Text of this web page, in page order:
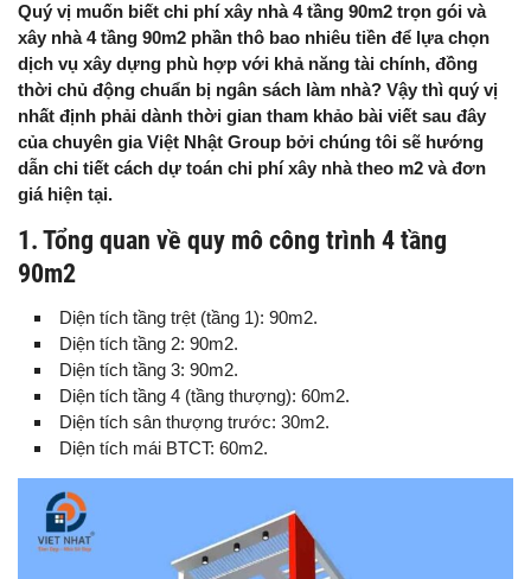
Quý vị muốn biết chi phí xây nhà 4 tầng 90m2 trọn gói và
xây nhà 4 tầng 90m2 phần thô bao nhiêu tiền để lựa chọn
dịch vụ xây dựng phù hợp với khả năng tài chính, đồng
thời chủ động chuẩn bị ngân sách làm nhà? Vậy thì quý vị
nhất định phải dành thời gian tham khảo bài viết sau đây
của chuyên gia Việt Nhật Group bởi chúng tôi sẽ hướng
dẫn chi tiết cách dự toán chi phí xây nhà theo m2 và đơn
giá hiện tại.
1. Tổng quan về quy mô công trình 4 tầng
90m2
Diện tích tầng trệt (tầng 1): 90m2.
Diện tích tầng 2: 90m2.
Diện tích tầng 3: 90m2.
Diện tích tầng 4 (tầng thượng): 60m2.
Diện tích sân thượng trước: 30m2.
Diện tích mái BTCT: 60m2.